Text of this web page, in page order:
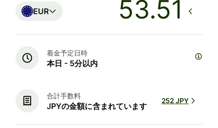
EUR
着金予定日時
本日 - 5分以内
合計手数料
JPYの金額に含まれています
252 JPY